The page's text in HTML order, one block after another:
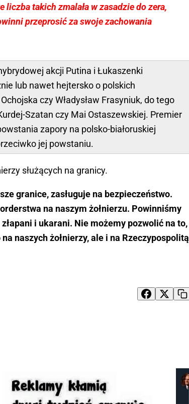
takich zmalała w zasadzie do zera,
przeprosić za swoje zachowania
akcji Putina i Łukaszenki
lub nawet hejtersko o polskich
czy Władysław Frasyniuk, do tego
Szatan czy Mai Ostaszewskiej. Premier
zapory na polsko-białoruskiej
jej powstaniu.
służących na granicy.
granice, zasługuje na bezpieczeństwo.
na naszym żołnierzu. Powinniśmy
i ukarani. Nie możemy pozwolić na to,
naszych żołnierzy, ale i na Rzeczypospolitą